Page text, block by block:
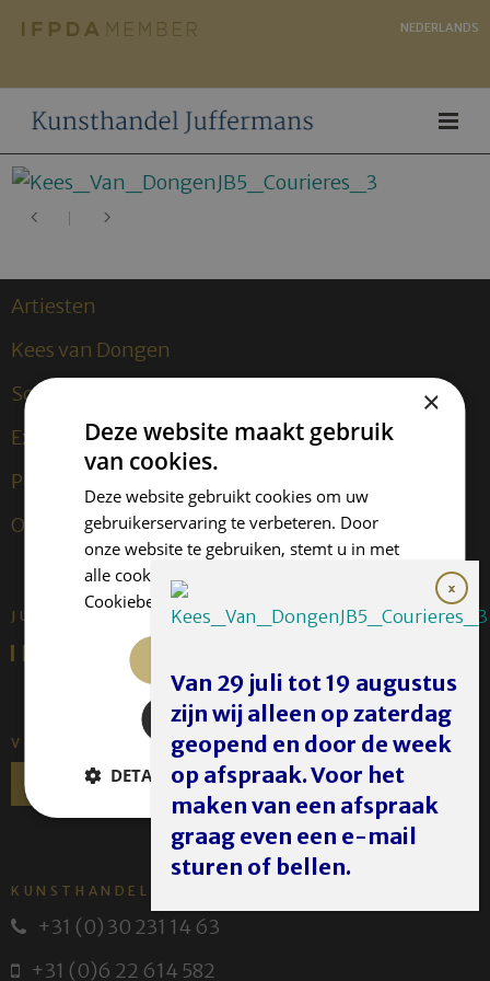
NEDERLANDS
Artiesten
Kees van Dongen
Sculpturen
Exposities
Publicaties
Over ons
JUFFERMANS FINE ART IS:
VOLG ONS
KUNSTHANDEL JUFFERMANS
+31 (0) 30 231 14 63
+31 (0)6 22 614 582
Van 29 juli tot 19 augustus
zijn wij alleen op zaterdag
geopend en door de week
op afspraak. Voor het
maken van een afspraak
graag even een e-mail
sturen of bellen.
×
Deze website maakt gebruik
van cookies.
Deze website gebruikt cookies om uw
gebruikerservaring te verbeteren. Door
onze website te gebruiken, stemt u in met
alle cookies in overeenstemming met ons
Cookiebeleid.
ALLES AFWIJZEN
DETAILS WEERGEVEN